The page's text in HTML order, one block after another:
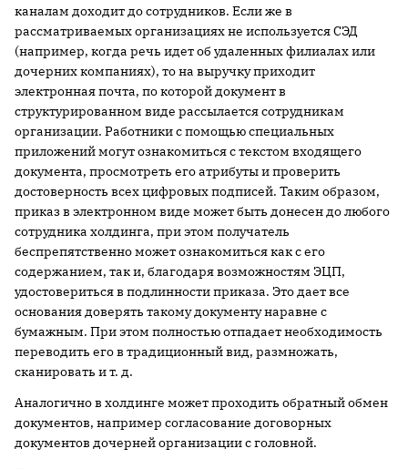
каналам доходит до сотрудников. Если же в
рассматриваемых организациях не используется СЭД
(например, когда речь идет об удаленных филиалах или
дочерних компаниях), то на выручку приходит
электронная почта, по которой документ в
структурированном виде рассылается сотрудникам
организации. Работники с помощью специальных
приложений могут ознакомиться с текстом входящего
документа, просмотреть его атрибуты и проверить
достоверность всех цифровых подписей. Таким образом,
приказ в электронном виде может быть донесен до любого
сотрудника холдинга, при этом получатель
беспрепятственно может ознакомиться как с его
содержанием, так и, благодаря возможностям ЭЦП,
удостовериться в подлинности приказа. Это дает все
основания доверять такому документу наравне с
бумажным. При этом полностью отпадает необходимость
переводить его в традиционный вид, размножать,
сканировать и т. д.
Аналогично в холдинге может проходить обратный обмен
документов, например согласование договорных
документов дочерней организации с головной.